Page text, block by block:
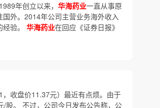
年创立以来， 华海药业一直从事原
外。2014年公司主营业务海外收入
验。 华海药业在回应《证券日报》
，收盘价11.37元）最近有点烦。由于
股。 不过，公司今日发布公告称，公